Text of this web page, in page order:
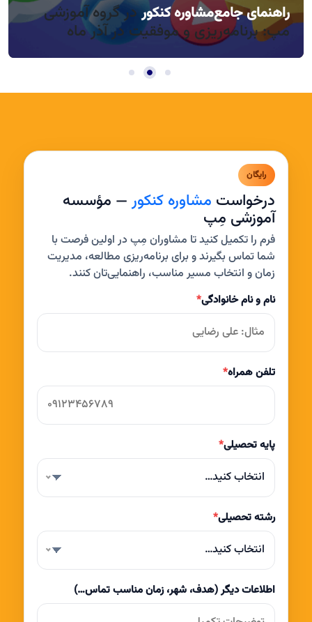
مدیریت خواب و بی‌حوصلگی در این فصل
راهنمای جامعمشاوره کنکوردر گروه آموزشی
مپ: برنامه‌ریزی و موفقیت در آذر ماه
راندمان بالا در روزهای کوتاه آذر، چطور؟
رایگان
درخواست مشاوره کنکور— مؤسسه
آموزشی مِپ
فرم را تکمیل کنید تا مشاوران مِپ در اولین فرصت با
شما تماس بگیرند و برای برنامه‌ریزی مطالعه، مدیریت
زمان و انتخاب مسیر مناسب، راهنمایی‌تان کنند.
نام و نام خانوادگی*
تلفن همراه*
پایه تحصیلی*
انتخاب کنید…
رشته تحصیلی*
انتخاب کنید…
اطلاعات دیگر (هدف، شهر، زمان مناسب تماس…)